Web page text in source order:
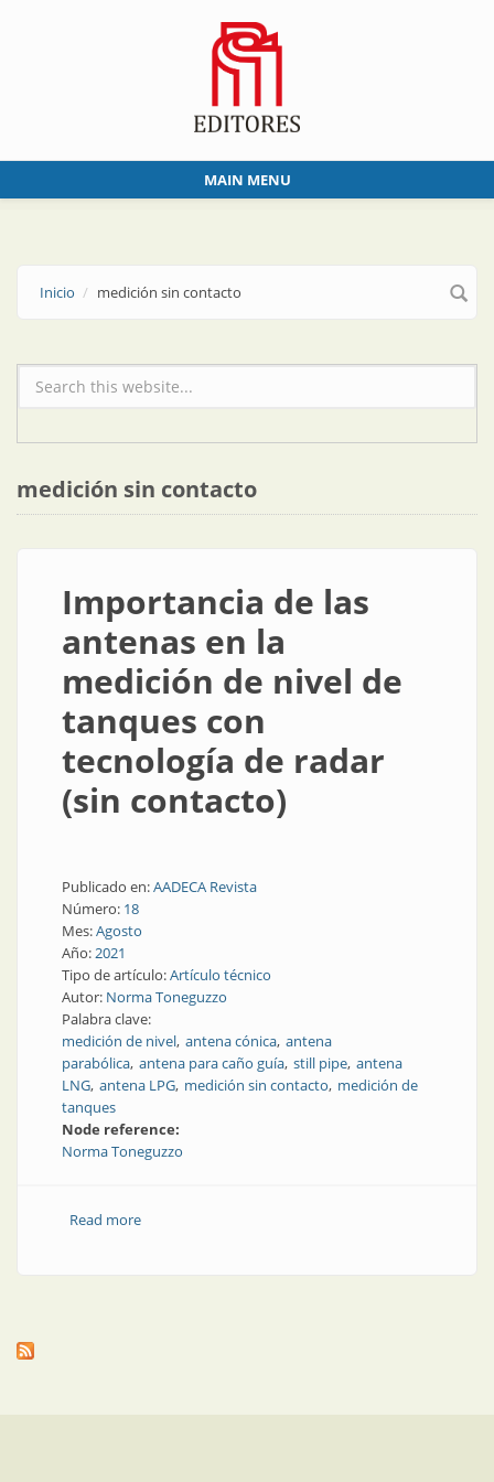
MAIN MENU
Inicio medición sin contacto
Formulario de búsqueda
medición sin contacto
Importancia de las
antenas en la
medición de nivel de
tanques con
tecnología de radar
(sin contacto)
Publicado en:AADECA Revista
Número: 18
Mes:Agosto
Año:2021
Tipo de artículo:Artículo técnico
Autor: Norma Toneguzzo
Palabra clave:
medición de nivel antena cónica antena
parabólica antena para caño guía still pipe antena
LNG antena LPG medición sin contacto medición de
tanques
Node reference:
Norma Toneguzzo
Read moreabout Importancia de las antenas en la medición de